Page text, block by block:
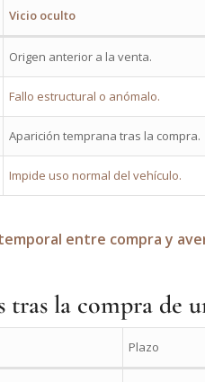
Vicio oculto
Origen anterior a la venta.
Fallo estructural o anómalo.
Aparición temprana tras la compra.
Impide uso normal del vehículo.
entre compra y
tras la compra de
Plazo